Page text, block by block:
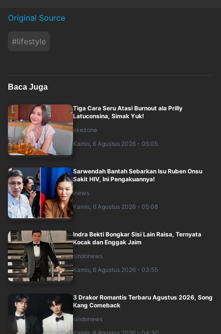
Original Source
#lifestyle
Baca Juga
Tiga Cara Seru Atasi Burnout ala Prilly
Latuconsina, Simak Yuk!
okezone
Kamis, 6 Agustus 2026 - 05:05
Sarwendah Bantah Sebarkan Isu Ruben Onsu
Sakit HIV, Ini Pengakuannya!
inews
Kamis, 6 Agustus 2026 - 05:08
Indra Bekti Bongkar Sisi Lain Raisa, Ternyata
Kocak dan Enggak Jaim
sindonews
Kamis, 6 Agustus 2026 - 03:55
3 Drakor Romantis Terbaru Agustus 2026, Song
Kang Comeback
sindonews